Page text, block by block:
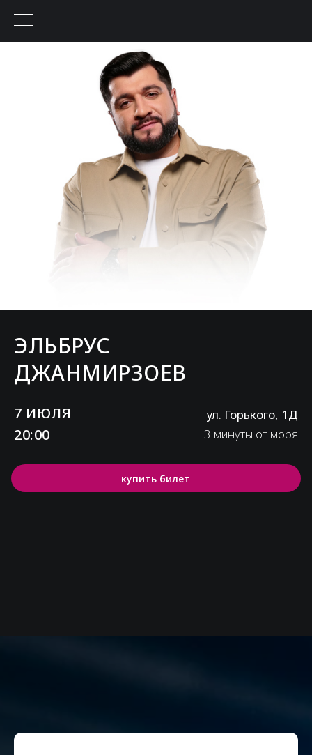
ЭЛЬБРУС
ДЖАНМИРЗОЕВ
7 ИЮЛЯ
20:00
3 минуты от моря
купить билет
ул. Горького, 1Д